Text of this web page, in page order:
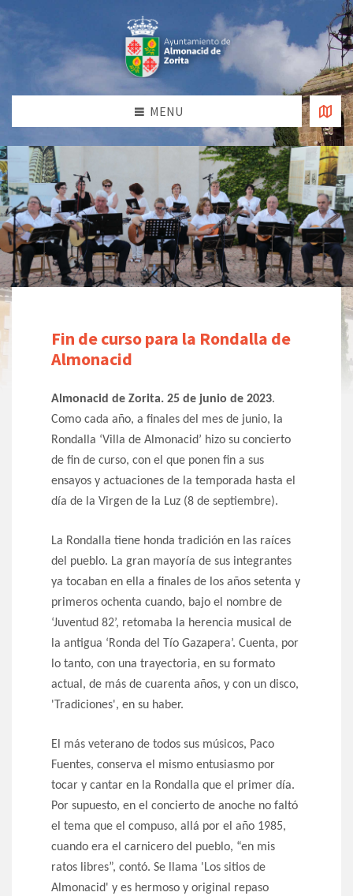
MENU
Fin de curso para la Rondalla de
Almonacid
Almonacid de Zorita. 25 de junio de 2023.
Como cada año, a finales del mes de junio, la
Rondalla ‘Villa de Almonacid’ hizo su concierto
de fin de curso, con el que ponen fin a sus
ensayos y actuaciones de la temporada hasta el
día de la Virgen de la Luz (8 de septiembre).
La Rondalla tiene honda tradición en las raíces
del pueblo. La gran mayoría de sus integrantes
ya tocaban en ella a finales de los años setenta y
primeros ochenta cuando, bajo el nombre de
‘Juventud 82’, retomaba la herencia musical de
la antigua ‘Ronda del Tío Gazapera’. Cuenta, por
lo tanto, con una trayectoria, en su formato
actual, de más de cuarenta años, y con un disco,
'Tradiciones', en su haber.
El más veterano de todos sus músicos, Paco
Fuentes, conserva el mismo entusiasmo por
tocar y cantar en la Rondalla que el primer día.
Por supuesto, en el concierto de anoche no faltó
el tema que el compuso, allá por el año 1985,
cuando era el carnicero del pueblo, “en mis
ratos libres”, contó. Se llama 'Los sitios de
Almonacid' y es hermoso y original repaso